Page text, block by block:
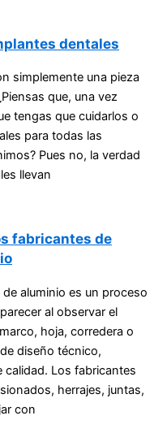
dentales
simplemente una pieza
que, una vez
tengas que cuidarlos o
para todas las
Pues no, la verdad
llevan
fabricantes de
aluminio es un proceso
al observar el
hoja, corredera o
diseño técnico,
calidad. Los fabricantes
herrajes, juntas,
con